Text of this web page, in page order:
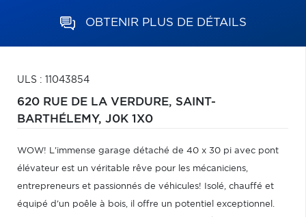
OBTENIR PLUS DE DÉTAILS
ULS : 11043854
620 RUE DE LA VERDURE, SAINT-
BARTHÉLEMY, J0K 1X0
WOW! L'immense garage détaché de 40 x 30 pi avec pont
élévateur est un véritable rêve pour les mécaniciens,
entrepreneurs et passionnés de véhicules! Isolé, chauffé et
équipé d'un poêle à bois, il offre un potentiel exceptionnel.